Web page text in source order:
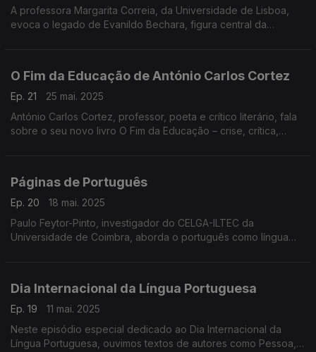
A professora Margarita Correia, da Universidade de Lisboa,
evoca o legado de Evanildo Bechara, figura central da
O Fim da Educação de António Carlos Cortez
Ep. 21
25 mai. 2025
António Carlos Cortez, professor, poeta e crítico literário, fala
sobre o seu novo livro O Fim da Educação – crise, crítica,
Páginas de Português
Ep. 20
18 mai. 2025
Paulo Feytor-Pinto, investigador do CELGA-ILTEC da
Universidade de Coimbra, aborda o português como língua
Dia Internacional da Língua Portuguesa
Ep. 19
11 mai. 2025
Neste episódio especial dedicado ao Dia Internacional da
Língua Portuguesa, ouvimos textos de autores como Pessoa,